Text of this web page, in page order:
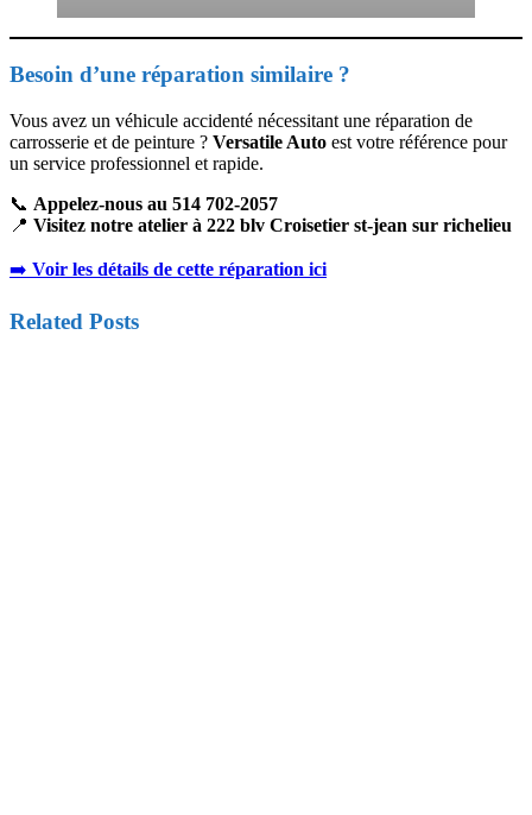
Besoin d’une réparation similaire ?
Vous avez un véhicule accidenté nécessitant une réparation de
carrosserie et de peinture ? Versatile Auto est votre référence pour
un service professionnel et rapide.
📞 Appelez-nous au 514 702-2057
📍 Visitez notre atelier à 222 blv Croisetier st-jean sur richelieu
➡️ Voir les détails de cette réparation ici
Related Posts